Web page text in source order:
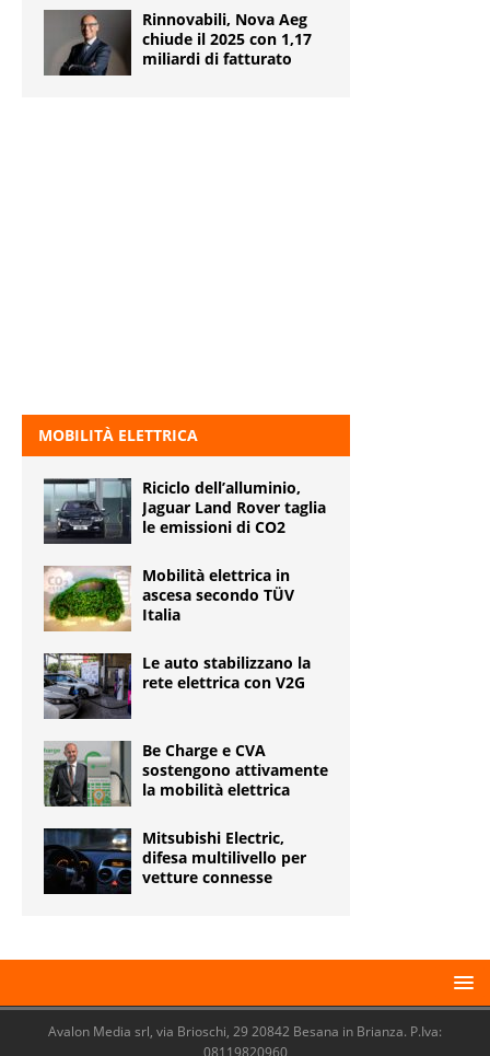
Rinnovabili, Nova Aeg
chiude il 2025 con 1,17
miliardi di fatturato
MOBILITÀ ELETTRICA
Riciclo dell’alluminio,
Jaguar Land Rover taglia
le emissioni di CO2
Mobilità elettrica in
ascesa secondo TÜV
Italia
Le auto stabilizzano la
rete elettrica con V2G
Be Charge e CVA
sostengono attivamente
la mobilità elettrica
Mitsubishi Electric,
difesa multilivello per
vetture connesse
Avalon Media srl, via Brioschi, 29 20842 Besana in Brianza. P.Iva:
08119820960